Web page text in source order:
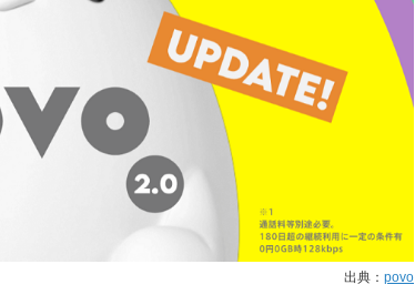
出典： povo